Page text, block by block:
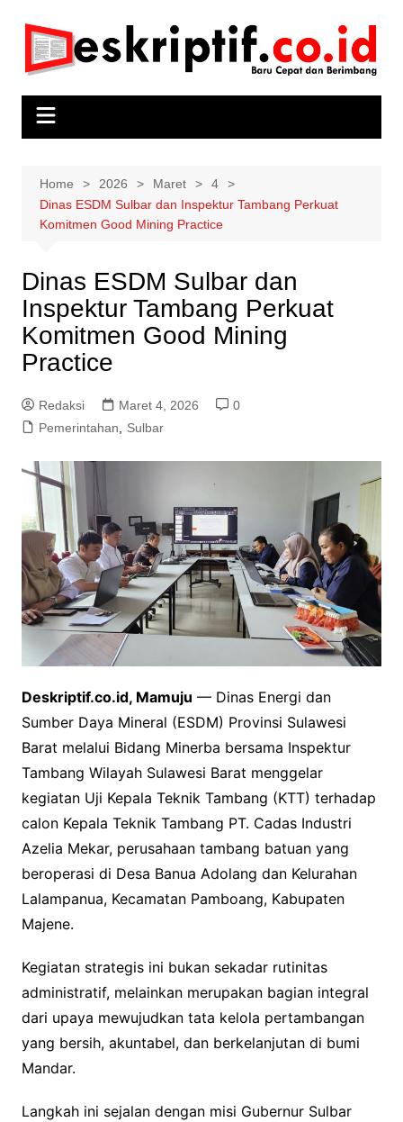
content
Home 2026 Maret
4
Dinas ESDM Sulbar dan Inspektur Tambang Perkuat
Komitmen Good Mining Practice
Dinas ESDM Sulbar dan
Inspektur Tambang Perkuat
Komitmen Good Mining
Practice
Redaksi Maret 4, 2026
0
Pemerintahan
Sulbar
Deskriptif.co.id, Mamuju — Dinas Energi dan
Sumber Daya Mineral (ESDM) Provinsi Sulawesi
Barat melalui Bidang Minerba bersama Inspektur
Tambang Wilayah Sulawesi Barat menggelar
kegiatan Uji Kepala Teknik Tambang (KTT) terhadap
calon Kepala Teknik Tambang PT. Cadas Industri
Azelia Mekar, perusahaan tambang batuan yang
beroperasi di Desa Banua Adolang dan Kelurahan
Lalampanua, Kecamatan Pamboang, Kabupaten
Majene.
Kegiatan strategis ini bukan sekadar rutinitas
administratif, melainkan merupakan bagian integral
dari upaya mewujudkan tata kelola pertambangan
yang bersih, akuntabel, dan berkelanjutan di bumi
Mandar.
Langkah ini sejalan dengan misi Gubernur Sulbar